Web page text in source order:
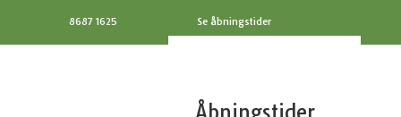
8687 1625 Se åbningstider